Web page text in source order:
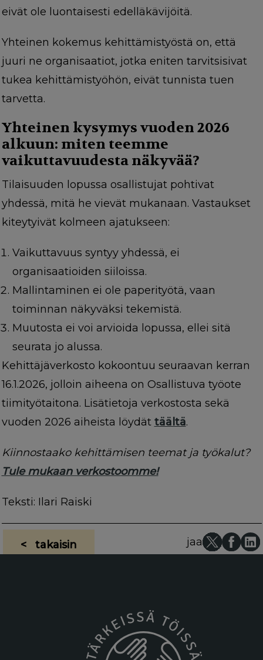
eivät ole luontaisesti edelläkävijöitä.
Yhteinen kokemus kehittämistyöstä on, että
juuri ne organisaatiot, jotka eniten tarvitsisivat
tukea kehittämistyöhön, eivät tunnista tuen
tarvetta.
Yhteinen kysymys vuoden 2026
alkuun: miten teemme
vaikuttavuudesta näkyvää?
Tilaisuuden lopussa osallistujat pohtivat
yhdessä, mitä he vievät mukanaan. Vastaukset
kiteytyivät kolmeen ajatukseen:
Vaikuttavuus syntyy yhdessä, ei
organisaatioiden siiloissa.
Mallintaminen ei ole paperityötä, vaan
toiminnan näkyväksi tekemistä.
Muutosta ei voi arvioida lopussa, ellei sitä
seurata jo alussa.
Kehittäjäverkosto kokoontuu seuraavan kerran
16.1.2026, jolloin aiheena on Osallistuva työote
tiimityötaitona. Lisätietoja verkostosta sekä
vuoden 2026 aiheista löydät täältä.
Kiinnostaako kehittämisen teemat ja työkalut?
Tule mukaan verkostoomme!
Teksti: Ilari Raiski
< takaisin jaa